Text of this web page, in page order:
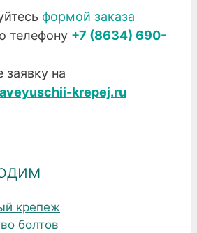
формой заказа
телефону +7 (8634) 690-
заявку на
krepej.ru
крепеж
болтов